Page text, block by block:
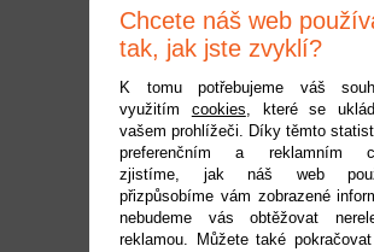
Hangar 9 Aermacchi
Chcete náš web
tak, jak jste zvyklí?
K tomu potřebujeme váš
využitím cookies, které se
vašem prohlížeči. Díky těmto
preferenčním a reklamním
zjistíme, jak náš web
přizpůsobíme vám zobrazené
nebudeme vás obtěžovat
reklamou. Můžete také